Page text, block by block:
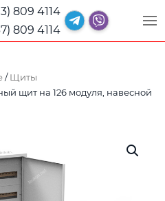
809 4114
809 4114
/Щиты
щит на 126 модуля, навесной